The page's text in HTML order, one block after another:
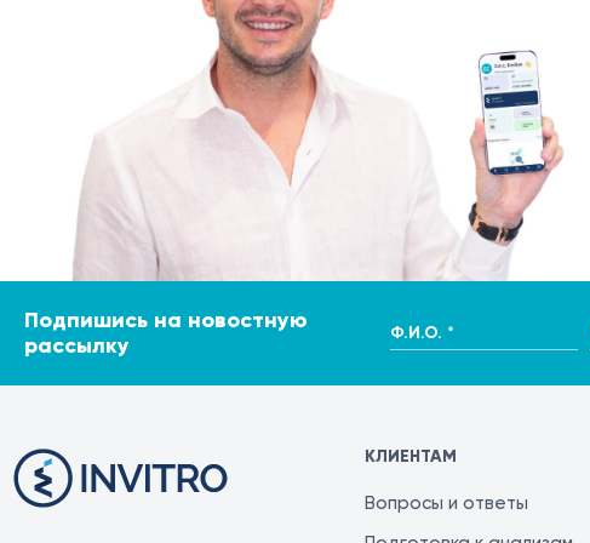
Подпишись на новостную
рассылку
Ф.И.О. *
КЛИЕНТАМ
Вопросы и ответы